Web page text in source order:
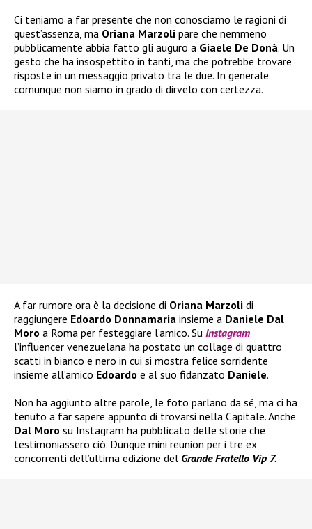
Ci teniamo a far presente che non conosciamo le ragioni di
quest’assenza, ma Oriana Marzoli pare che nemmeno
pubblicamente abbia fatto gli auguro a Giaele De Donà. Un
gesto che ha insospettito in tanti, ma che potrebbe trovare
risposte in un messaggio privato tra le due. In generale
comunque non siamo in grado di dirvelo con certezza.
A far rumore ora è la decisione di Oriana Marzoli di
raggiungere Edoardo Donnamaria insieme a Daniele Dal
Moro a Roma per festeggiare l’amico. Su Instagram
l’influencer venezuelana ha postato un collage di quattro
scatti in bianco e nero in cui si mostra felice sorridente
insieme all’amico Edoardo e al suo fidanzato Daniele.
Non ha aggiunto altre parole, le foto parlano da sé, ma ci ha
tenuto a far sapere appunto di trovarsi nella Capitale. Anche
Dal Moro su Instagram ha pubblicato delle storie che
testimoniassero ciò. Dunque mini reunion per i tre ex
concorrenti dell’ultima edizione del Grande Fratello Vip 7.